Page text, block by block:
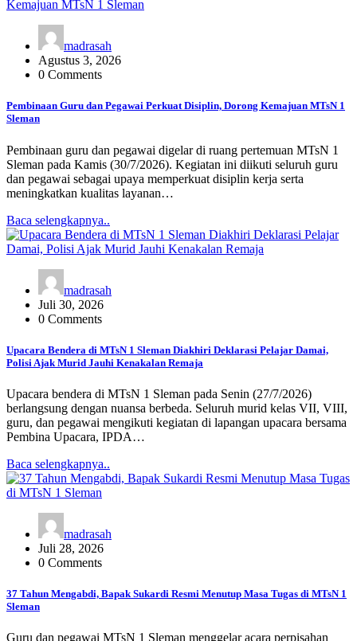
madrasah
Agustus 3, 2026
0 Comments
Pembinaan Guru dan Pegawai Perkuat Disiplin, Dorong Kemajuan MTsN 1
Sleman
Pembinaan guru dan pegawai digelar di ruang pertemuan MTsN 1
Sleman pada Kamis (30/7/2026). Kegiatan ini diikuti seluruh guru
dan pegawai sebagai upaya memperkuat disiplin kerja serta
meningkatkan kualitas layanan…
Baca selengkapnya..
madrasah
Juli 30, 2026
0 Comments
Upacara Bendera di MTsN 1 Sleman Diakhiri Deklarasi Pelajar Damai,
Polisi Ajak Murid Jauhi Kenakalan Remaja
Upacara bendera di MTsN 1 Sleman pada Senin (27/7/2026)
berlangsung dengan nuansa berbeda. Seluruh murid kelas VII, VIII,
guru, dan pegawai mengikuti kegiatan di lapangan upacara bersama
Pembina Upacara, IPDA…
Baca selengkapnya..
madrasah
Juli 28, 2026
0 Comments
37 Tahun Mengabdi, Bapak Sukardi Resmi Menutup Masa Tugas di MTsN 1
Sleman
Guru dan pegawai MTsN 1 Sleman menggelar acara perpisahan